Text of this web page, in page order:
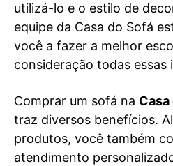
utilizá-lo e o estilo de
equipe da Casa do Sofá
você a fazer a melhor
consideração todas essas
Comprar um sofá na Casa
traz diversos benefícios.
produtos, você também
atendimento